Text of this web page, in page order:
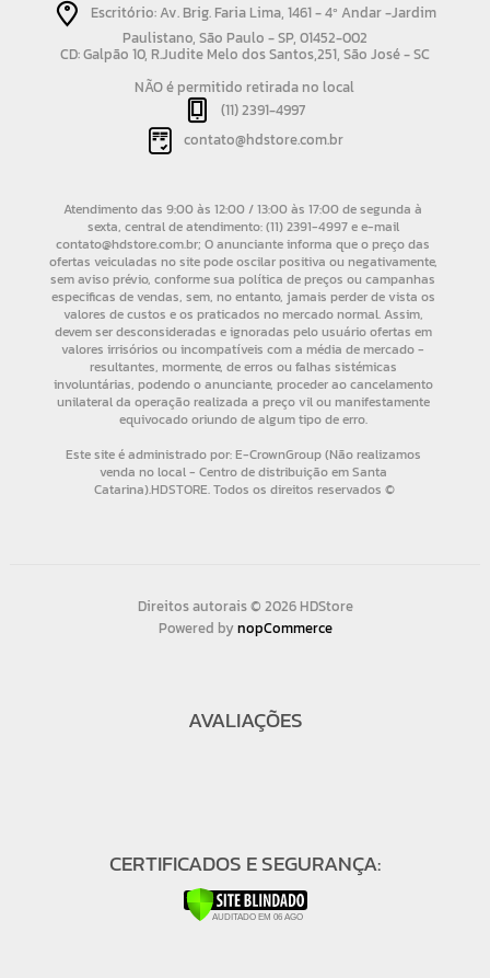
Escritório: Av. Brig. Faria Lima, 1461 - 4º Andar -Jardim
Paulistano, São Paulo - SP, 01452-002
CD: Galpão 10, R.Judite Melo dos Santos,251, São José - SC
NÃO é permitido retirada no local
(11) 2391-4997
contato@hdstore.com.br
Direitos autorais © 2026 HDStore
Powered bynopCommerce
AVALIAÇÕES
CERTIFICADOS E SEGURANÇA: